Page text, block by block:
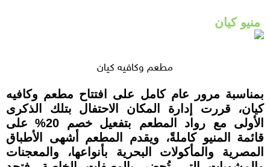
منيو كيان
مطعم وكافيه كيان
بمناسبة مرور عام كامل على افتتاح مطعم وكافيه
كيان، قررت إدارة المكان الاحتفال بتلك الذكرى
الأولى مع رواد المطعم بتفعيل خصم 20% على
قائمة المنيو كاملةً، ويقدم المطعم أشهى الأطباق
المصرية والمأكولات البحرية بأنواعها، والمعجنات